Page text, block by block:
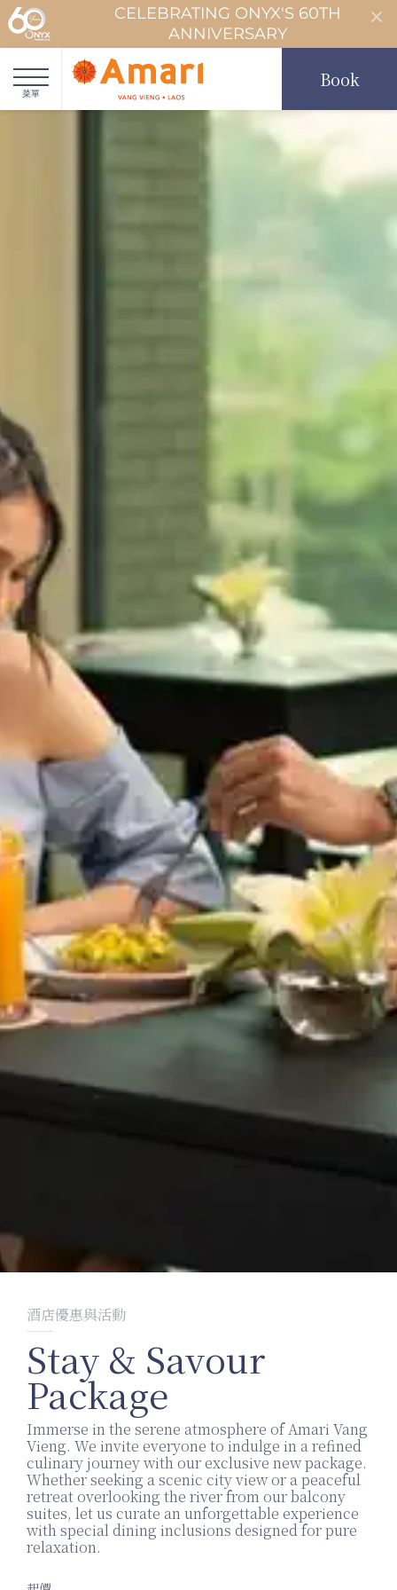
CELEBRATING ONYX'S 60TH
ANNIVERSARY
菜單
Book
酒店優惠與活動
Stay & Savour
Package
Immerse in the serene atmosphere of Amari Vang
Vieng. We invite everyone to indulge in a refined
culinary journey with our exclusive new package.
Whether seeking a scenic city view or a peaceful
retreat overlooking the river from our balcony
suites, let us curate an unforgettable experience
with special dining inclusions designed for pure
relaxation.